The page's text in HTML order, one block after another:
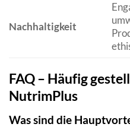
Nachhaltigkeit
FAQ – Häufig
NutrimPlus
Was sind die